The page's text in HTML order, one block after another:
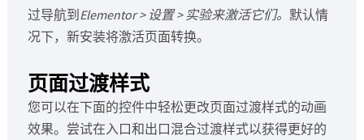
过导航到Elementor > 设置 > 实验来激活它们。 默认情
况下，新安装将激活页面转换。
页面过渡样式
您可以在下面的控件中轻松更改页面过渡样式的动画
效果。尝试在入口和出口混合过渡样式以获得更好的